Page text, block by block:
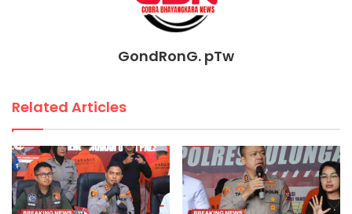
GondRonG. pTw
Related Articles